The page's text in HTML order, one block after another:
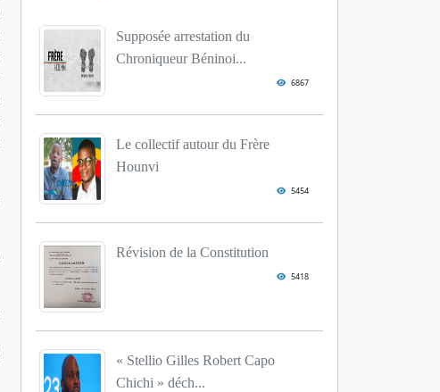
Supposée arrestation du
Chroniqueur Béninoi...
6867
Le collectif autour du Frère
Hounvi
5454
Révision de la Constitution
5418
« Stellio Gilles Robert Capo
Chichi » déch...